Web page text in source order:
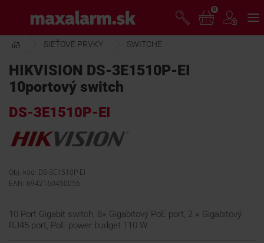
hlavnému
obsahu
www.maxalarm.sk
AKCIA MESIACA
PRODUKTY
SPOLOČNOSŤ
ŠKOLENIE
0
SIEŤOVÉ PRVKY SWITCHE
HIKVISION DS-3E1510P-EI
10portový switch
DS-3E1510P-EI
Obj. kód: DS-3E1510P-EI
EAN: 6942160450056
10 Port Gigabit switch, 8× Gigabitový PoE port, 2 × Gigabitový
RJ45 port, PoE power budget 110 W